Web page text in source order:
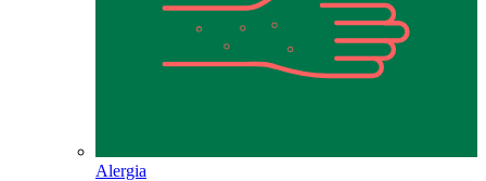
Alergia